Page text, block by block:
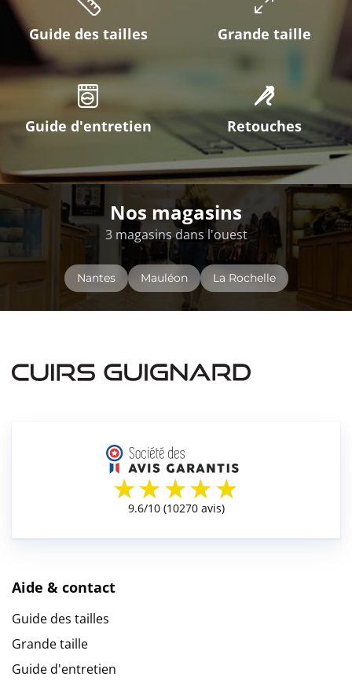
Guide des tailles Grande taille
Guide d'entretien Retouches
Nos magasins
3 magasins dans l'ouest
Nantes Mauléon La Rochelle
Aide & contact
Guide des tailles
Grande taille
Guide d'entretien